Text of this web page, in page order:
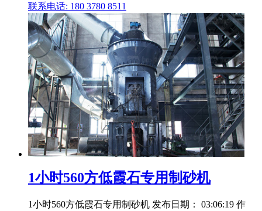
联系电话: 180 3780 8511
1小时560方低霞石专用制砂机
1小时560方低霞石专用制砂机 发布日期： 03:06:19 作